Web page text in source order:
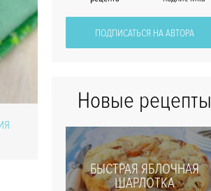
ПОДПИСАТЬСЯ НА АВТОРА
Новые рецепты
БЫСТРАЯ ЯБЛОЧНАЯ
ШАРЛОТКА